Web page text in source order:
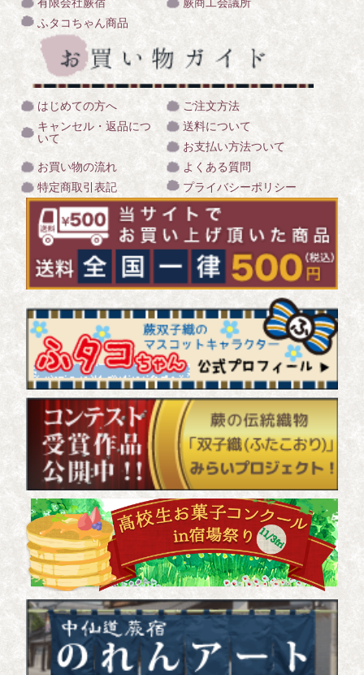
有限会社蕨宿
蕨商工会議所
ふタコちゃん商品
はじめての方へ
ご注文方法
キャンセル・返品につ
いて
送料について
お支払い方法ついて
お買い物の流れ
よくある質問
特定商取引表記
プライバシーポリシー